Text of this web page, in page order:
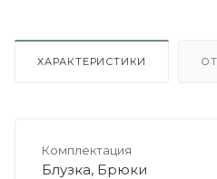
ХАРАКТЕРИСТИКИ
Комплектация
Блузка, Брюки